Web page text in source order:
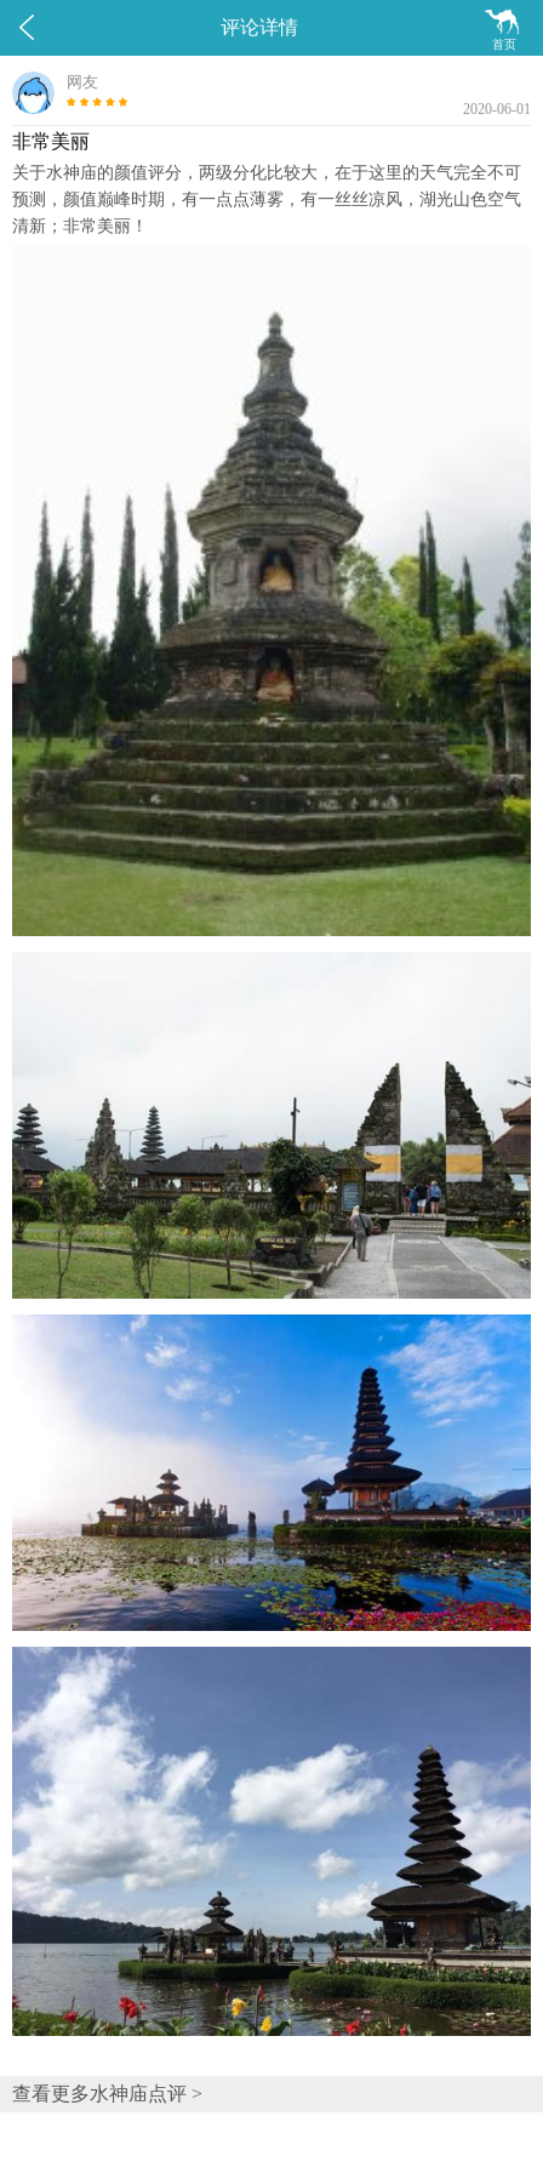
 
首页
评论详情
网友
2020-06-01
非常美丽
关于水神庙的颜值评分，两级分化比较大，在于这里的天气完全不可
预测，颜值巅峰时期，有一点点薄雾，有一丝丝凉风，湖光山色空气
清新；非常美丽！
查看更多水神庙点评 >